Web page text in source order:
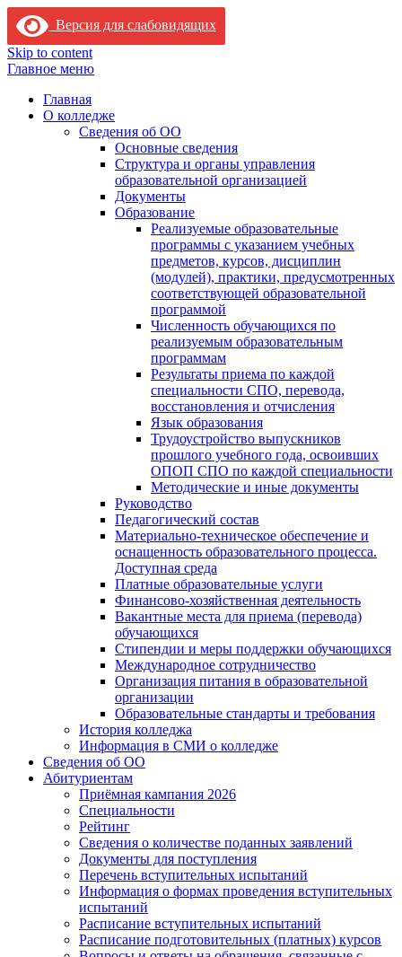
Версия для слабовидящих
Skip to content
Главное меню
Главная
О колледже
Сведения об ОО
Основные сведения
Структура и органы управления
образовательной организацией
Документы
Образование
Реализуемые образовательные
программы с указанием учебных
предметов, курсов, дисциплин
(модулей), практики, предусмотренных
соответствующей образовательной
программой
Численность обучающихся по
реализуемым образовательным
программам
Результаты приема по каждой
специальности СПО, перевода,
восстановления и отчисления
Язык образования
Трудоустройство выпускников
прошлого учебного года, освоивших
ОПОП СПО по каждой специальности
Методические и иные документы
Руководство
Педагогический состав
Материально-техническое обеспечение и
оснащенность образовательного процесса.
Доступная среда
Платные образовательные услуги
Финансово-хозяйственная деятельность
Вакантные места для приема (перевода)
обучающихся
Стипендии и меры поддержки обучающихся
Международное сотрудничество
Организация питания в образовательной
организации
Образовательные стандарты и требования
История колледжа
Информация в СМИ о колледже
Сведения об ОО
Абитуриентам
Приёмная кампания 2026
Специальности
Рейтинг
Сведения о количестве поданных заявлений
Документы для поступления
Перечень вступительных испытаний
Информация о формах проведения вступительных
испытаний
Расписание вступительных испытаний
Расписание подготовительных (платных) курсов